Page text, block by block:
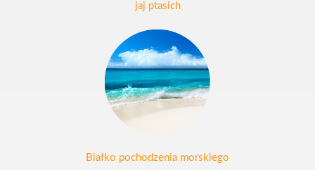
jaj ptasich
Białko pochodzenia morskiego